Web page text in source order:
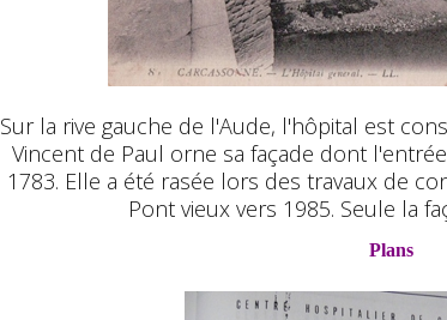
Sur la rive gauche de l'Aude, l'hôpital est
Vincent de Paul orne sa façade dont
1783. Elle a été rasée lors des travaux de
Pont vieux vers 1985. Seule la
Plans